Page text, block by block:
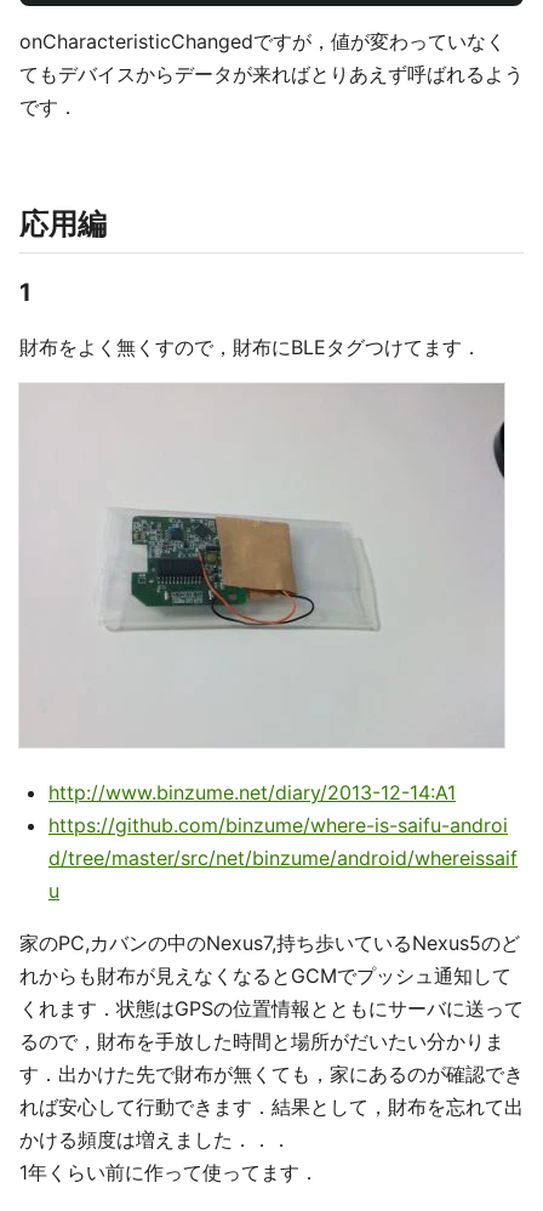
onCharacteristicChangedですが，値が変わっていなく
てもデバイスからデータが来ればとりあえず呼ばれるよう
です．
応用編
1
財布をよく無くすので，財布にBLEタグつけてます．
http://www.binzume.net/diary/2013-12-14:A1
https://github.com/binzume/where-is-saifu-androi
d/tree/master/src/net/binzume/android/whereissaif
u
家のPC,カバンの中のNexus7,持ち歩いているNexus5のど
れからも財布が見えなくなるとGCMでプッシュ通知して
くれます．状態はGPSの位置情報とともにサーバに送って
るので，財布を手放した時間と場所がだいたい分かりま
す．出かけた先で財布が無くても，家にあるのが確認でき
れば安心して行動できます．結果として，財布を忘れて出
かける頻度は増えました．．．
1年くらい前に作って使ってます．